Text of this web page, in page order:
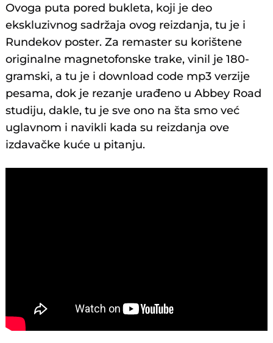
Ovoga puta pored bukleta, koji je deo
ekskluzivnog sadržaja ovog reizdanja, tu je i
Rundekov poster. Za remaster su korištene
originalne magnetofonske trake, vinil je 180-
gramski, a tu je i download code mp3 verzije
pesama, dok je rezanje urađeno u Abbey Road
studiju, dakle, tu je sve ono na šta smo već
uglavnom i navikli kada su reizdanja ove
izdavačke kuće u pitanju.